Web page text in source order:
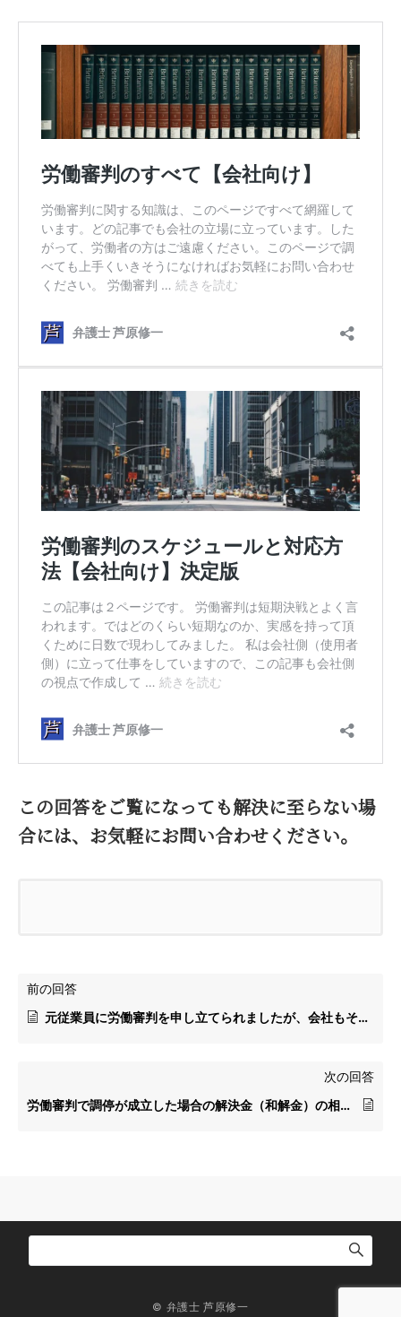
この回答をご覧になっても解決に至らない場
合には、お気軽にお問い合わせください。
前の回答
元従業員に労働審判を申し立てられましたが、会社もその元従業員を訴えたいです。どのような手続きをとれば良いですか？
次の回答
労働審判で調停が成立した場合の解決金（和解金）の相場はあるのでしょうか。あれば教えてください。
© 弁護士 芦原修一